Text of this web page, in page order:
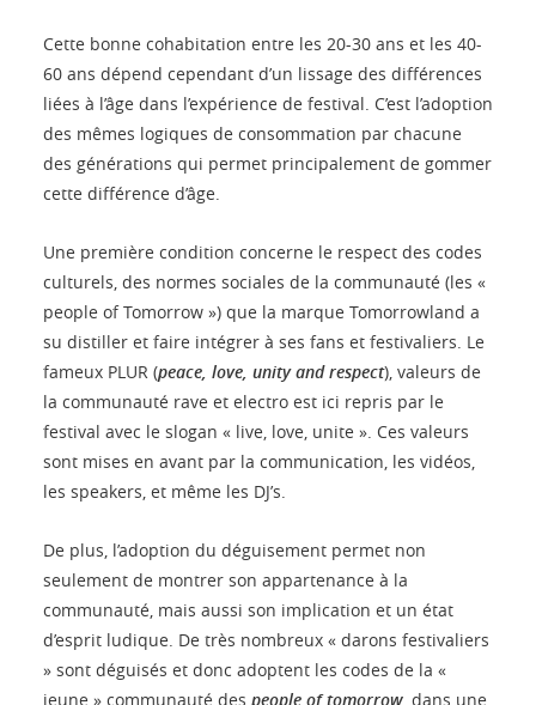
Cette bonne cohabitation entre les 20-30 ans et les 40-
60 ans dépend cependant d’un lissage des différences
liées à l’âge dans l’expérience de festival. C’est l’adoption
des mêmes logiques de consommation par chacune
des générations qui permet principalement de gommer
cette différence d’âge.
Une première condition concerne le respect des codes
culturels, des normes sociales de la communauté (les «
people of Tomorrow ») que la marque Tomorrowland a
su distiller et faire intégrer à ses fans et festivaliers. Le
fameux PLUR (peace, love, unity and respect), valeurs de
la communauté rave et electro est ici repris par le
festival avec le slogan « live, love, unite ». Ces valeurs
sont mises en avant par la communication, les vidéos,
les speakers, et même les DJ’s.
De plus, l’adoption du déguisement permet non
seulement de montrer son appartenance à la
communauté, mais aussi son implication et un état
d’esprit ludique. De très nombreux « darons festivaliers
» sont déguisés et donc adoptent les codes de la «
jeune » communauté des people of tomorrow , dans une